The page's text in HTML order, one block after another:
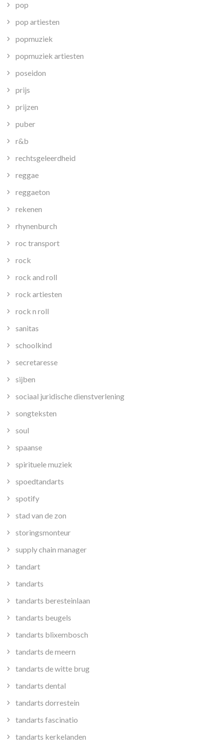
pop
pop artiesten
popmuziek
popmuziek artiesten
poseidon
prijs
prijzen
puber
r&b
rechtsgeleerdheid
reggae
reggaeton
rekenen
rhynenburch
roc transport
rock
rock and roll
rock artiesten
rock n roll
sanitas
schoolkind
secretaresse
sijben
sociaal juridische dienstverlening
songteksten
soul
spaanse
spirituele muziek
spoedtandarts
spotify
stad van de zon
storingsmonteur
supply chain manager
tandart
tandarts
tandarts beresteinlaan
tandarts beugels
tandarts blixembosch
tandarts de meern
tandarts de witte brug
tandarts dental
tandarts dorrestein
tandarts fascinatio
tandarts kerkelanden